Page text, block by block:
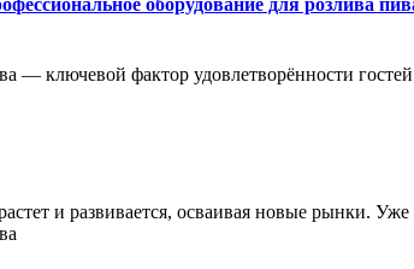
оборудование для розлива
— ключевой фактор удовлетворённости гостей
и развивается, осваивая новые рынки.